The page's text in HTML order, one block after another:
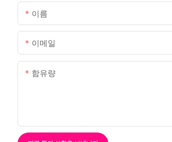
이름
이메일
함유량